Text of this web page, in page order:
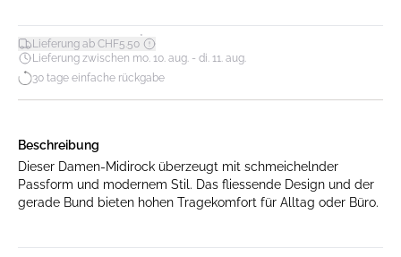
Lieferung ab CHF5.50*
Lieferung zwischen mo. 10. aug. - di. 11. aug.
30 tage einfache rückgabe
Beschreibung
Dieser Damen-Midirock überzeugt mit schmeichelnder
Passform und modernem Stil. Das fliessende Design und der
gerade Bund bieten hohen Tragekomfort für Alltag oder Büro.